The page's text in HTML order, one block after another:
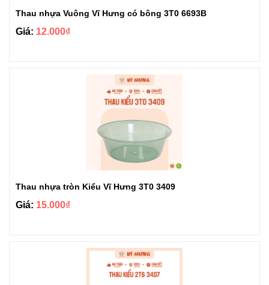
Thau nhựa Vuông Vĩ Hưng có bông 3T0 6693B
Giá: 12.000₫
Thau nhựa tròn Kiểu Vĩ Hưng 3T0 3409
Giá: 15.000₫